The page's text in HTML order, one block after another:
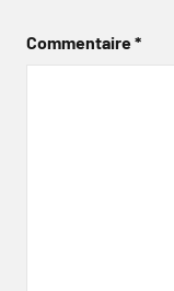
Commentaire*